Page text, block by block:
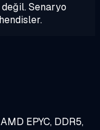
Senaryo
EPYC, DDR5,